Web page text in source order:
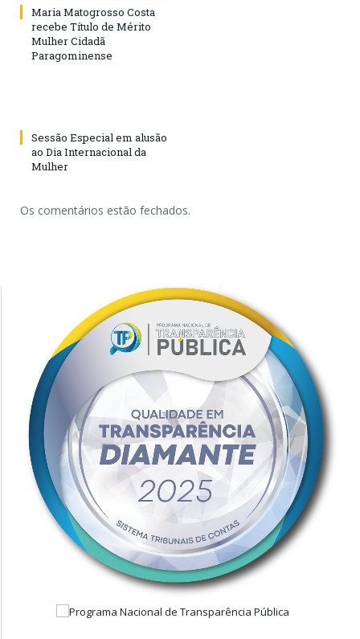
Maria Matogrosso Costa
recebe Título de Mérito
Mulher Cidadã
Paragominense
Sessão Especial em alusão
ao Dia Internacional da
Mulher
Os comentários estão fechados.